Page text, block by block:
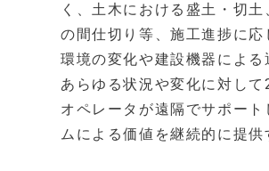
く、土木における盛土・切
の間仕切り等、施工進捗に応
環境の変化や建設機器による
あらゆる状況や変化に対し
オペレータが遠隔でサポート
ムによる価値を継続的に提供